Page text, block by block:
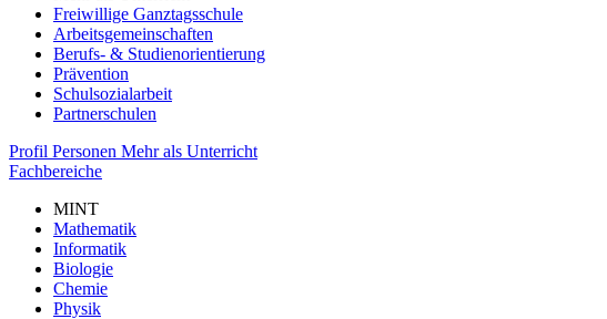
Freiwillige Ganztagsschule
Arbeitsgemeinschaften
Berufs- & Studienorientierung
Prävention
Schulsozialarbeit
Partnerschulen
Profil Personen Mehr als Unterricht
Fachbereiche
MINT
Mathematik
Informatik
Biologie
Chemie
Physik